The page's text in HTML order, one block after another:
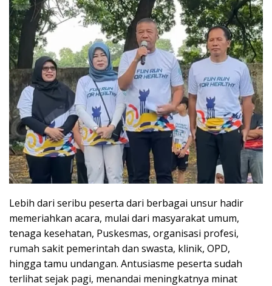
Lebih dari seribu peserta dari berbagai unsur hadir
memeriahkan acara, mulai dari masyarakat umum,
tenaga kesehatan, Puskesmas, organisasi profesi,
rumah sakit pemerintah dan swasta, klinik, OPD,
hingga tamu undangan. Antusiasme peserta sudah
terlihat sejak pagi, menandai meningkatnya minat